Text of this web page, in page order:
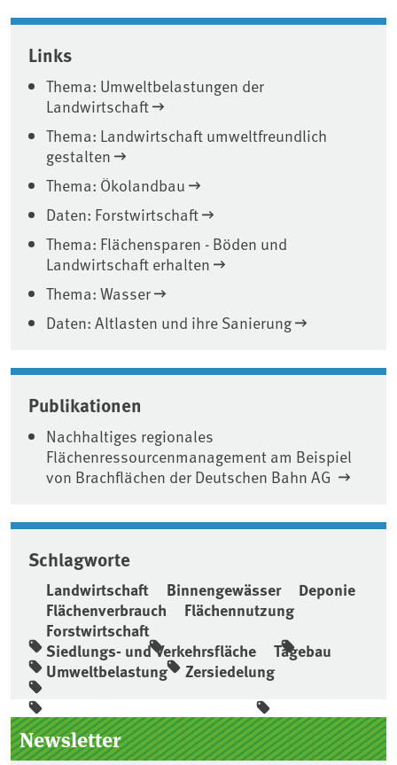
Associated content
Links
Thema: Umweltbelastungen der
Landwirtschaft
Thema: Landwirtschaft umweltfreundlich
gestalten
Thema: Ökolandbau
Daten: Forstwirtschaft
Thema: Flächensparen - Böden und
Landwirtschaft erhalten
Thema: Wasser
Daten: Altlasten und ihre Sanierung
Publikationen
Nachhaltiges regionales
Flächenressourcenmanagement am Beispiel
von Brachflächen der Deutschen Bahn AG
Schlagworte
Landwirtschaft Binnengewässer
Deponie
Flächenverbrauch
Flächennutzung
Forstwirtschaft
Siedlungs- und Verkehrsfläche
Tagebau
Umweltbelastung
Zersiedelung
Seitenleiste
Newsletter